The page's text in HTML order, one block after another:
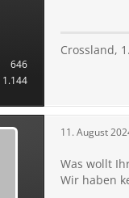
646
1.144
Crossland,
11. August
Was wollt
Wir haben